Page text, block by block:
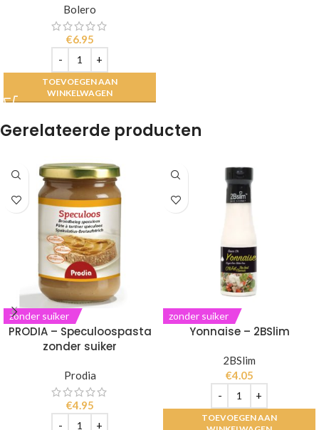
Bolero
€6.95
TOEVOEGEN AAN
WINKELWAGEN
Gerelateerde producten
zonder suiker
PRODIA – Speculoospasta
zonder suiker
Prodia
€4.95
zonder suiker
Yonnaise – 2BSlim
2BSlim
€4.05
TOEVOEGEN AAN